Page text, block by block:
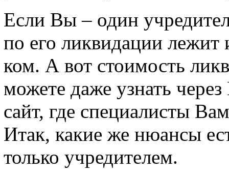
Если Вы – один
по его ликвидации
ком. А вот стоимость
можете даже узнать
сайт, где специалисты
Итак, какие же нюансы
только учредителем.